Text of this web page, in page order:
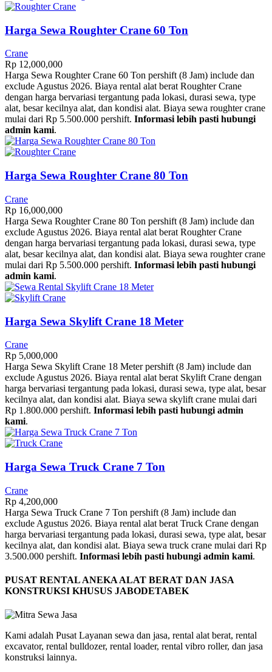
Harga Sewa Roughter Crane 60 Ton
Crane
Rp 12,000,000
Harga Sewa Roughter Crane 60 Ton pershift (8 Jam) include dan
exclude Agustus 2026. Biaya rental alat berat Roughter Crane
dengan harga bervariasi tergantung pada lokasi, durasi sewa, type
alat, besar kecilnya alat, dan kondisi alat. Biaya sewa roughter crane
mulai dari Rp 5.500.000 pershift. Informasi lebih pasti hubungi
admin kami.
Harga Sewa Roughter Crane 80 Ton
Crane
Rp 16,000,000
Harga Sewa Roughter Crane 80 Ton pershift (8 Jam) include dan
exclude Agustus 2026. Biaya rental alat berat Roughter Crane
dengan harga bervariasi tergantung pada lokasi, durasi sewa, type
alat, besar kecilnya alat, dan kondisi alat. Biaya sewa roughter crane
mulai dari Rp 5.500.000 pershift. Informasi lebih pasti hubungi
admin kami.
Harga Sewa Skylift Crane 18 Meter
Crane
Rp 5,000,000
Harga Sewa Skylift Crane 18 Meter pershift (8 Jam) include dan
exclude Agustus 2026. Biaya rental alat berat Skylift Crane dengan
harga bervariasi tergantung pada lokasi, durasi sewa, type alat, besar
kecilnya alat, dan kondisi alat. Biaya sewa skylift crane mulai dari
Rp 1.800.000 pershift. Informasi lebih pasti hubungi admin
kami.
Harga Sewa Truck Crane 7 Ton
Crane
Rp 4,200,000
Harga Sewa Truck Crane 7 Ton pershift (8 Jam) include dan
exclude Agustus 2026. Biaya rental alat berat Truck Crane dengan
harga bervariasi tergantung pada lokasi, durasi sewa, type alat, besar
kecilnya alat, dan kondisi alat. Biaya sewa truck crane mulai dari Rp
3.500.000 pershift. Informasi lebih pasti hubungi admin kami.
PUSAT RENTAL ANEKA ALAT BERAT DAN JASA
KONSTRUKSI KHUSUS JABODETABEK
Kami adalah Pusat Layanan sewa dan jasa, rental alat berat, rental
excavator, rental bulldozer, rental loader, rental vibro roller, dan jasa
konstruksi lainnya.